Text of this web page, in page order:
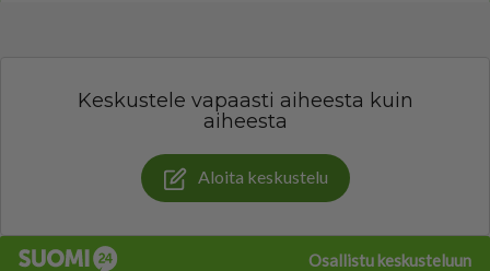
Keskustele vapaasti aiheesta kuin
aiheesta
Aloita keskustelu
Osallistu keskusteluun